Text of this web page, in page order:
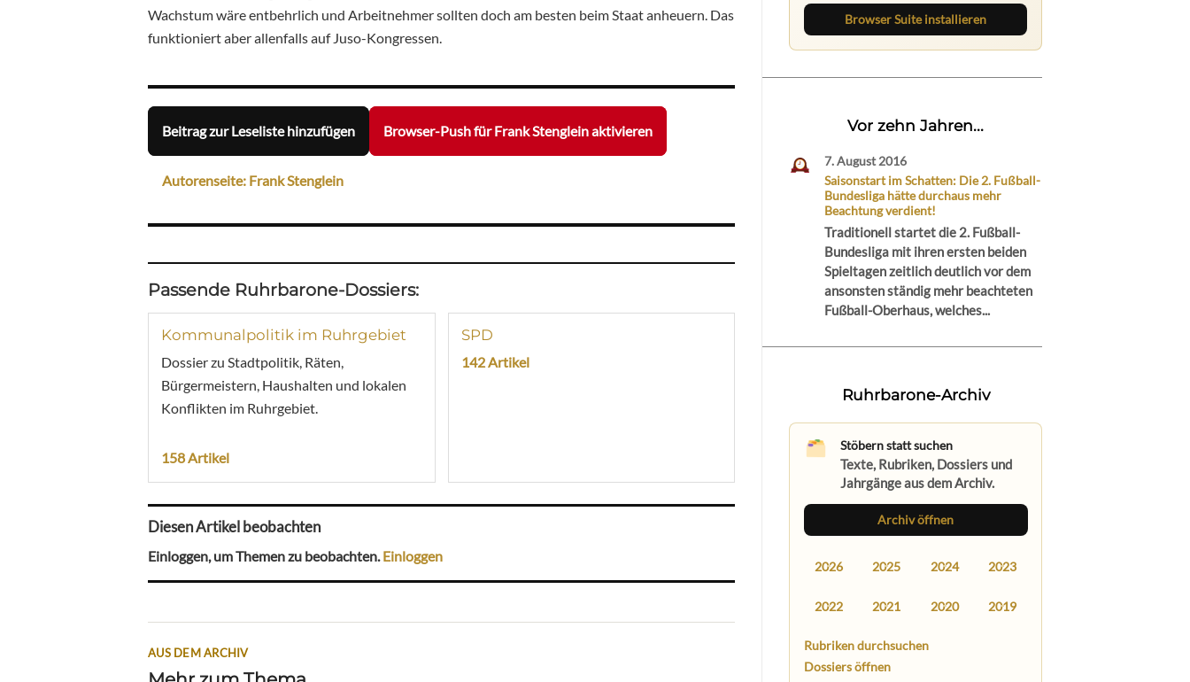
Wachstum wäre entbehrlich und Arbeitnehmer sollten doch am besten beim Staat anheuern. Das
funktioniert aber allenfalls auf Juso-Kongressen.
Beitrag zur Leseliste hinzufügen Browser-Push für Frank Stenglein aktivieren
Autorenseite: Frank Stenglein
Passende Ruhrbarone-Dossiers:
Kommunalpolitik im Ruhrgebiet
Dossier zu Stadtpolitik, Räten,
Bürgermeistern, Haushalten und lokalen
Konflikten im Ruhrgebiet.
158 Artikel
SPD
142 Artikel
Diesen Artikel beobachten
Einloggen, um Themen zu beobachten.Einloggen
AUS DEM ARCHIV
Browser Suite installieren
Vor zehn Jahren...
7. August 2016
Saisonstart im Schatten: Die 2. Fußball-
Bundesliga hätte durchaus mehr
Beachtung verdient!
Traditionell startet die 2. Fußball-
Bundesliga mit ihren ersten beiden
Spieltagen zeitlich deutlich vor dem
ansonsten ständig mehr beachteten
Fußball-Oberhaus, welches...
Ruhrbarone-Archiv
Stöbern statt suchen
Texte, Rubriken, Dossiers und
Jahrgänge aus dem Archiv.
Archiv öffnen
2026 2025 2024 2023
2022 2021 2020 2019
Rubriken durchsuchen
Dossiers öffnen